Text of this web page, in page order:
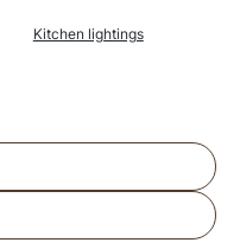
Kitchen lightings